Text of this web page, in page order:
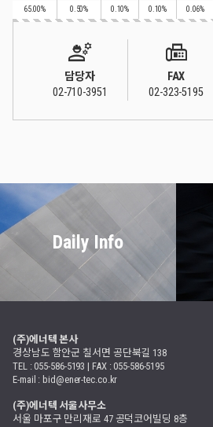
65.00% 0.50% 0.10% 0.10% 0.06%
engineering
담당자
02-710-3951
fax
FAX
02-323-5195
Daily Info
(주)에너텍 본사
경상남도 함안군 칠서면 공단북길 138
TEL : 055-586-5193 | FAX : 055-586-5195
E-mail : bid@ener-tec.co.kr
(주)에너텍 서울사무소
서울 마포구 만리재로 47 공덕코어빌딩 8층